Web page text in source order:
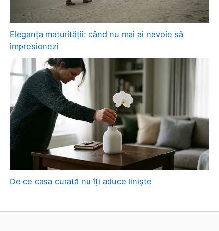
Eleganța maturității: când nu mai ai nevoie să
impresionezi
De ce casa curată nu îți aduce liniște